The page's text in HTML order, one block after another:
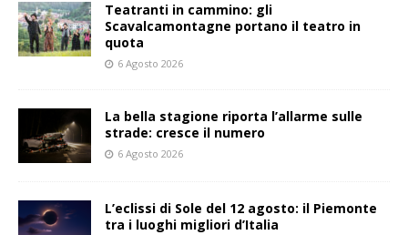
Teatranti in cammino: gli
Scavalcamontagne portano il teatro in
quota
6 Agosto 2026
La bella stagione riporta l’allarme sulle
strade: cresce il numero
6 Agosto 2026
L’eclissi di Sole del 12 agosto: il Piemonte
tra i luoghi migliori d’Italia